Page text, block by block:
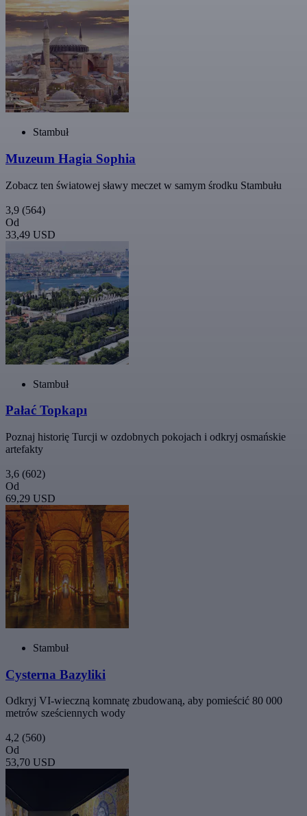
Stambuł
Muzeum Hagia Sophia
Zobacz ten światowej sławy meczet w samym środku Stambułu
3,9 (564)
Od
33,49 USD
Stambuł
Pałać Topkapı
Poznaj historię Turcji w ozdobnych pokojach i odkryj osmańskie
artefakty
3,6 (602)
Od
69,29 USD
Stambuł
Cysterna Bazyliki
Odkryj VI-wieczną komnatę zbudowaną, aby pomieścić 80 000
metrów sześciennych wody
4,2 (560)
Od
53,70 USD